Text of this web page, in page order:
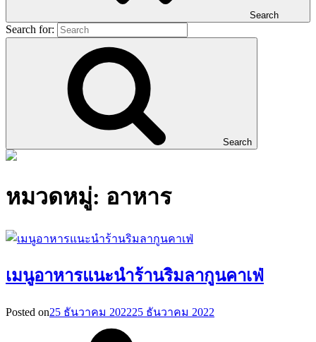
Search
Search for:
Search
หมวดหมู่: อาหาร
เมนูอาหารแนะนำร้านริมลากูนคาเฟ่
Posted on25 ธันวาคม 202225 ธันวาคม 2022